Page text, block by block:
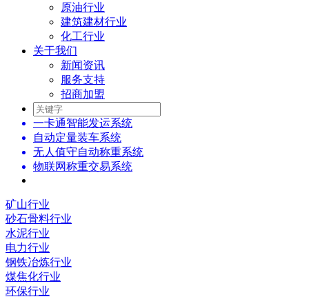
原油行业
建筑建材行业
化工行业
关于我们
新闻资讯
服务支持
招商加盟
一卡通智能发运系统
自动定量装车系统
无人值守自动称重系统
物联网称重交易系统
矿山行业
砂石骨料行业
水泥行业
电力行业
钢铁冶炼行业
煤焦化行业
环保行业